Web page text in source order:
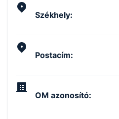
Székhely:
Postacím:
OM azonosító: